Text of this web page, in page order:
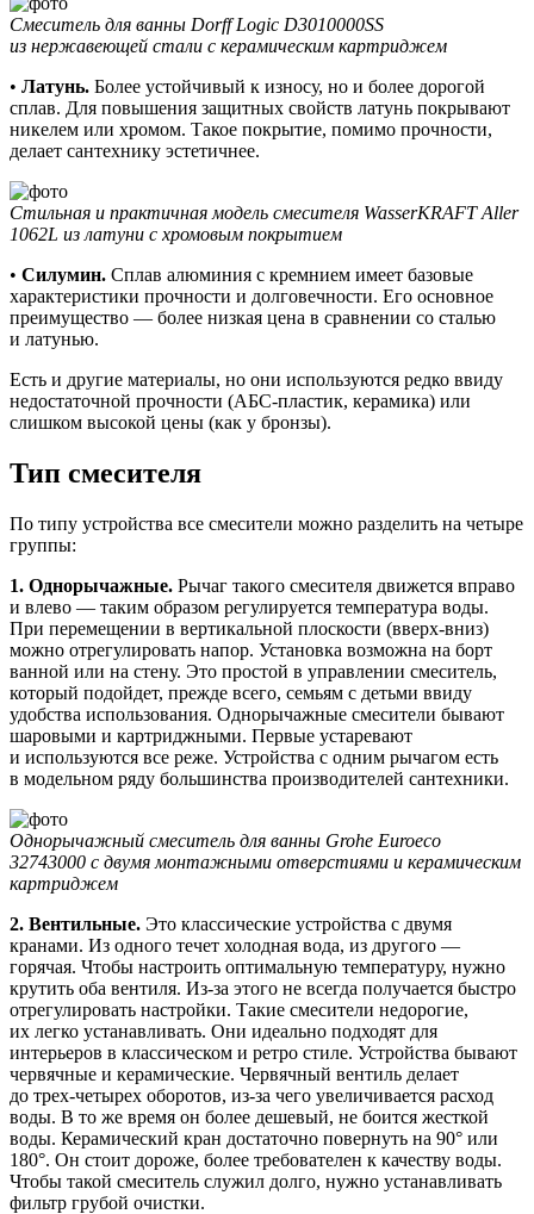
Смеситель для ванны Dorff Logic D3010000SS
из нержавеющей стали с керамическим картриджем
• Латунь. Более устойчивый к износу, но и более дорогой
сплав. Для повышения защитных свойств латунь покрывают
никелем или хромом. Такое покрытие, помимо прочности,
делает сантехнику эстетичнее.
Стильная и практичная модель смесителя WasserKRAFT Aller
1062L из латуни с хромовым покрытием
• Силумин. Сплав алюминия с кремнием имеет базовые
характеристики прочности и долговечности. Его основное
преимущество — более низкая цена в сравнении со сталью
и латунью.
Есть и другие материалы, но они используются редко ввиду
недостаточной прочности (АБС-пластик, керамика) или
слишком высокой цены (как у бронзы).
Тип смесителя
По типу устройства все смесители можно разделить на четыре
группы:
1. Однорычажные. Рычаг такого смесителя движется вправо
и влево — таким образом регулируется температура воды.
При перемещении в вертикальной плоскости (вверх-вниз)
можно отрегулировать напор. Установка возможна на борт
ванной или на стену. Это простой в управлении смеситель,
который подойдет, прежде всего, семьям с детьми ввиду
удобства использования. Однорычажные смесители бывают
шаровыми и картриджными. Первые устаревают
и используются все реже. Устройства с одним рычагом есть
в модельном ряду большинства производителей сантехники.
Однорычажный смеситель для ванны Grohe Euroeco
32743000 с двумя монтажными отверстиями и керамическим
картриджем
2. Вентильные. Это классические устройства с двумя
кранами. Из одного течет холодная вода, из другого —
горячая. Чтобы настроить оптимальную температуру, нужно
крутить оба вентиля. Из-за этого не всегда получается быстро
отрегулировать настройки. Такие смесители недорогие,
их легко устанавливать. Они идеально подходят для
интерьеров в классическом и ретро стиле. Устройства бывают
червячные и керамические. Червячный вентиль делает
до трех-четырех оборотов, из-за чего увеличивается расход
воды. В то же время он более дешевый, не боится жесткой
воды. Керамический кран достаточно повернуть на 90° или
180°. Он стоит дороже, более требователен к качеству воды.
Чтобы такой смеситель служил долго, нужно устанавливать
фильтр грубой очистки.